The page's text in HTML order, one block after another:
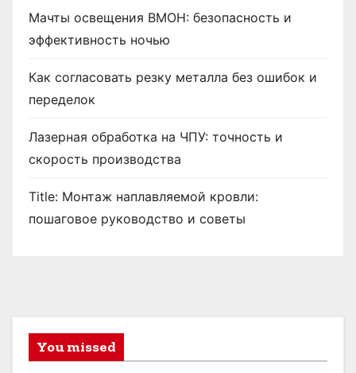
Мачты освещения ВМОН: безопасность и
эффективность ночью
Как согласовать резку металла без ошибок и
переделок
Лазерная обработка на ЧПУ: точность и
скорость производства
Title: Монтаж наплавляемой кровли:
пошаговое руководство и советы
You missed